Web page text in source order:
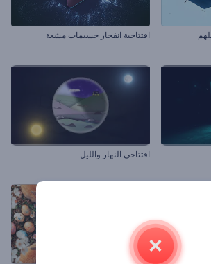
افتتاحية انفجار جسيمات مشعة
افتتاحي النهار والليل